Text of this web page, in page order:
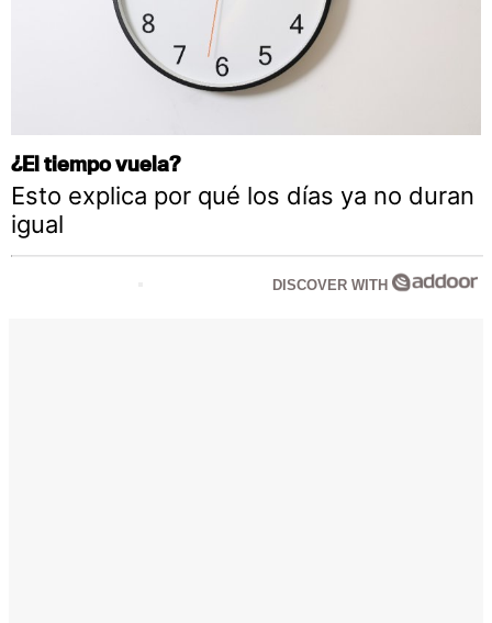
¿El tiempo vuela?
Esto explica por qué los días ya no duran
igual
DISCOVER WITH